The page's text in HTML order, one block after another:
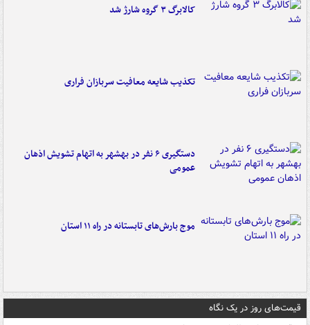
کالابرگ ۳ گروه شارژ شد
تکذیب شایعه معافیت سربازان فراری
دستگیری ۶ نفر در بهشهر به اتهام تشویش اذهان
عمومی
موج بارش‌های تابستانه در راه ۱۱ استان
قیمت‌های روز در یک نگاه